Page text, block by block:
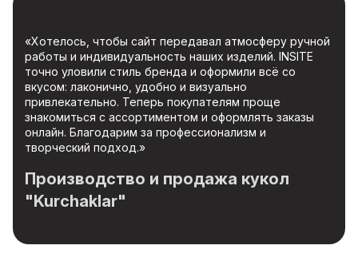
«Хотелось, чтобы сайт передавал атмосферу ручной
работы и индивидуальность наших изделий. INSITE
точно уловили стиль бренда и оформили всё со
вкусом: лаконично, удобно и визуально
привлекательно. Теперь покупателям проще
знакомиться с ассортиментом и оформлять заказы
онлайн. Благодарим за профессионализм и
творческий подход.»
Производство и продажа кукол
"Kurchaklar"